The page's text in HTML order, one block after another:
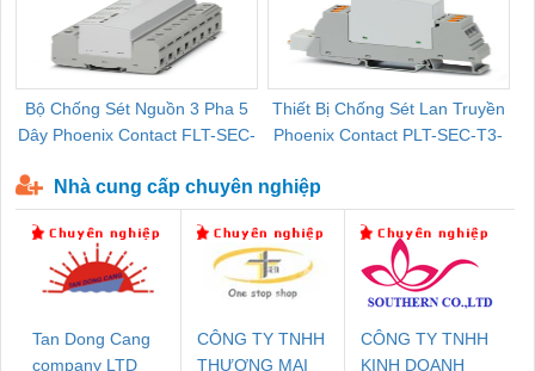
Bộ Chống Sét Nguồn 3 Pha 5
Dây Phoenix Contact FLT-SEC-
Thiết Bị Chống Sét Lan Truyền
Phoenix Contact PLT-SEC-T3-
Nhà cung cấp chuyên nghiệp
Tan Dong Cang
company LTD
CÔNG TY TNHH
THƯƠNG MẠI
CÔNG TY TNHH
KINH DOANH